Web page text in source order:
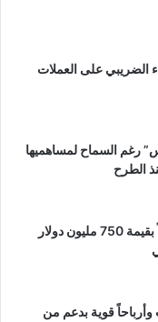
الضريبي على العملات
رغم السماح لمساهميها
الطرح
البنك الدولي يقدم ضماناً بقيمة 750 مليون دولار
قوية بدعم من